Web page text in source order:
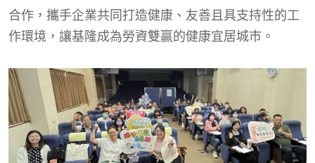
合作，攜手企業共同打造健康、友善且具支持性的工
作環境，讓基隆成為勞資雙贏的健康宜居城市。